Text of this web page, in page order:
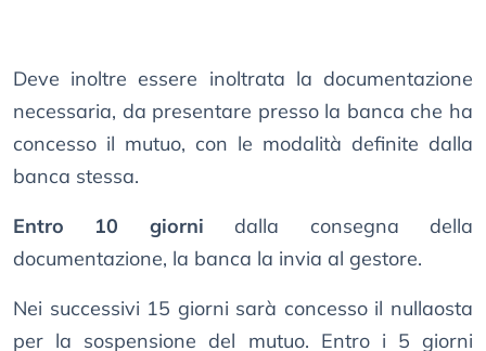
Deve inoltre essere inoltrata la documentazione
necessaria, da presentare presso la banca che ha
concesso il mutuo, con le modalità definite dalla
banca stessa.
Entro 10 giorni dalla consegna della
documentazione, la banca la invia al gestore.
Nei successivi 15 giorni sarà concesso il nullaosta
per la sospensione del mutuo. Entro i 5 giorni